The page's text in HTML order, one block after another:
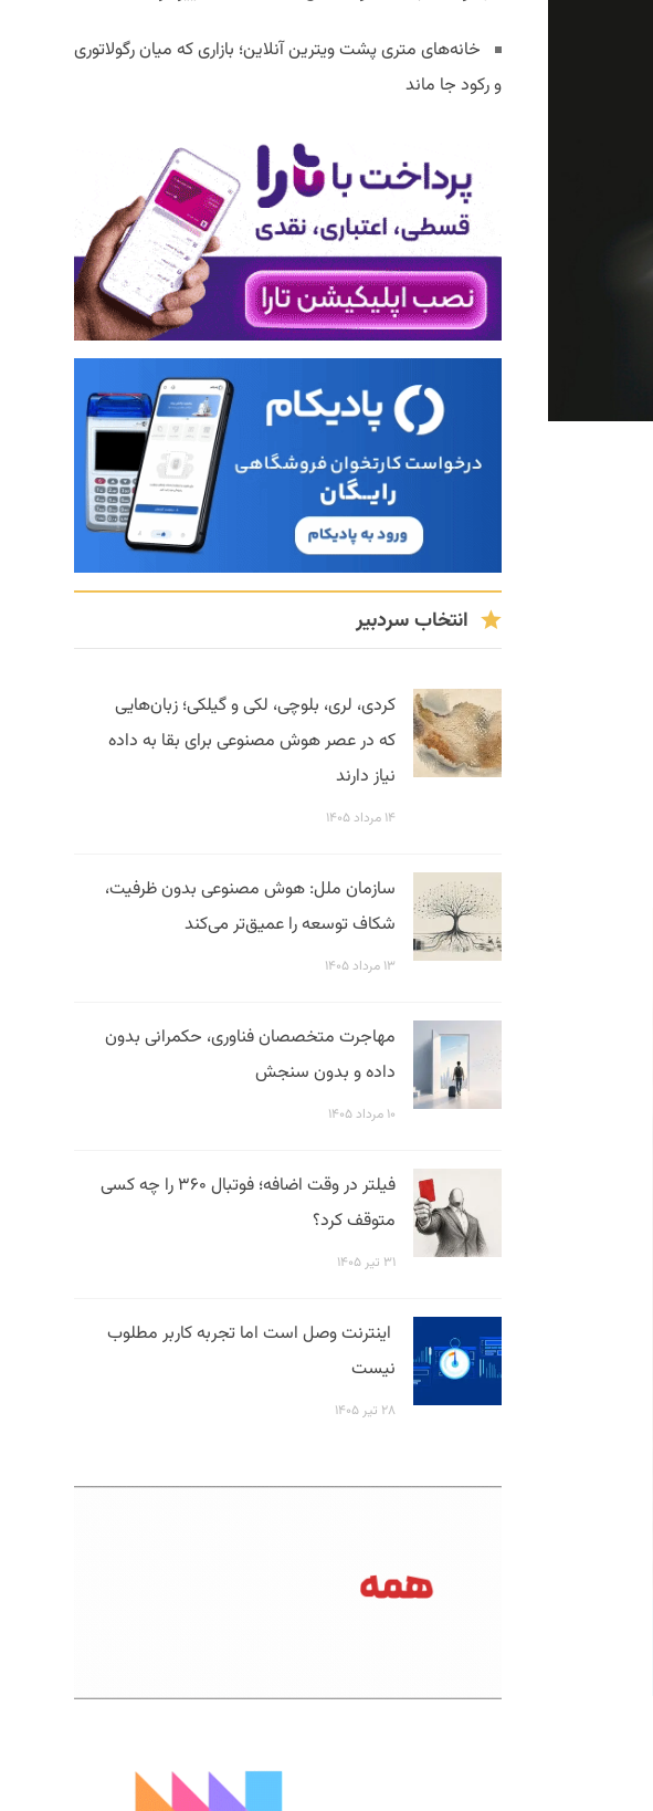
خانه‌های متری پشت ویترین آنلاین؛ بازاری که میان رگولاتوری
و رکود جا ماند
انتخاب سردبیر
کردی، لری، بلوچی، لکی و گیلکی؛ زبان‌هایی
که در عصر هوش مصنوعی برای بقا به داده
نیاز دارند
۱۴ مرداد ۱۴۰۵
سازمان ملل: هوش مصنوعی بدون ظرفیت،
شکاف توسعه را عمیق‌تر می‌کند
۱۳ مرداد ۱۴۰۵
مهاجرت متخصصان فناوری، حکمرانی بدون
داده و بدون سنجش
۱۰ مرداد ۱۴۰۵
فیلتر در وقت اضافه؛ فوتبال ۳۶۰ را چه کسی
متوقف کرد؟
۳۱ تیر ۱۴۰۵
اینترنت وصل است اما تجربه کاربر مطلوب
نیست
۲۸ تیر ۱۴۰۵